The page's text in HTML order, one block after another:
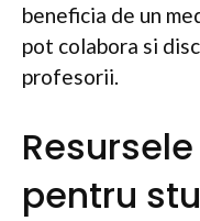
beneficia de un
pot colabora si
profesorii.
pentru